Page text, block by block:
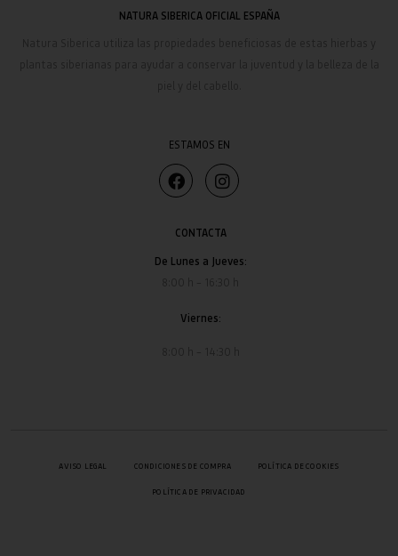
NATURA SIBERICA OFICIAL ESPAÑA
ESTAMOS EN
CONTACTA
De Lunes a Jueves:
Viernes:
AVISO LEGAL CONDICIONES DE COMPRA POLÍTICA DE COOKIES
POLÍTICA DE PRIVACIDAD